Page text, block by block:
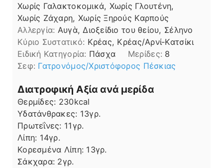
Χωρίς Γαλακτοκομικά, Χωρίς Γλουτένη,
Χωρίς Ζάχαρη, Χωρίς Ξηρούς Καρπούς
Αλλεργία: Αυγὰ, Διοξείδιο του θείου, Σέληνο
Kύριο Συστατικό: Κρέας, Κρέας/Αρνί-Κατσίκι
Ειδική Κατηγορία: Πάσχα Μερίδες: 8
Σεφ: Γατρονόμος/Χριστόφορος Πέσκιας
Διατροφική Αξία ανά μερίδα
Θερμίδες: 230kcal
Υδατάνθρακες: 13γρ.
Πρωτεΐνες: 11γρ.
Λίπη
Λίπη: 14γρ.
Κορεσμένα Λίπη: 13γρ.
Σάκχαρα: 2γρ.